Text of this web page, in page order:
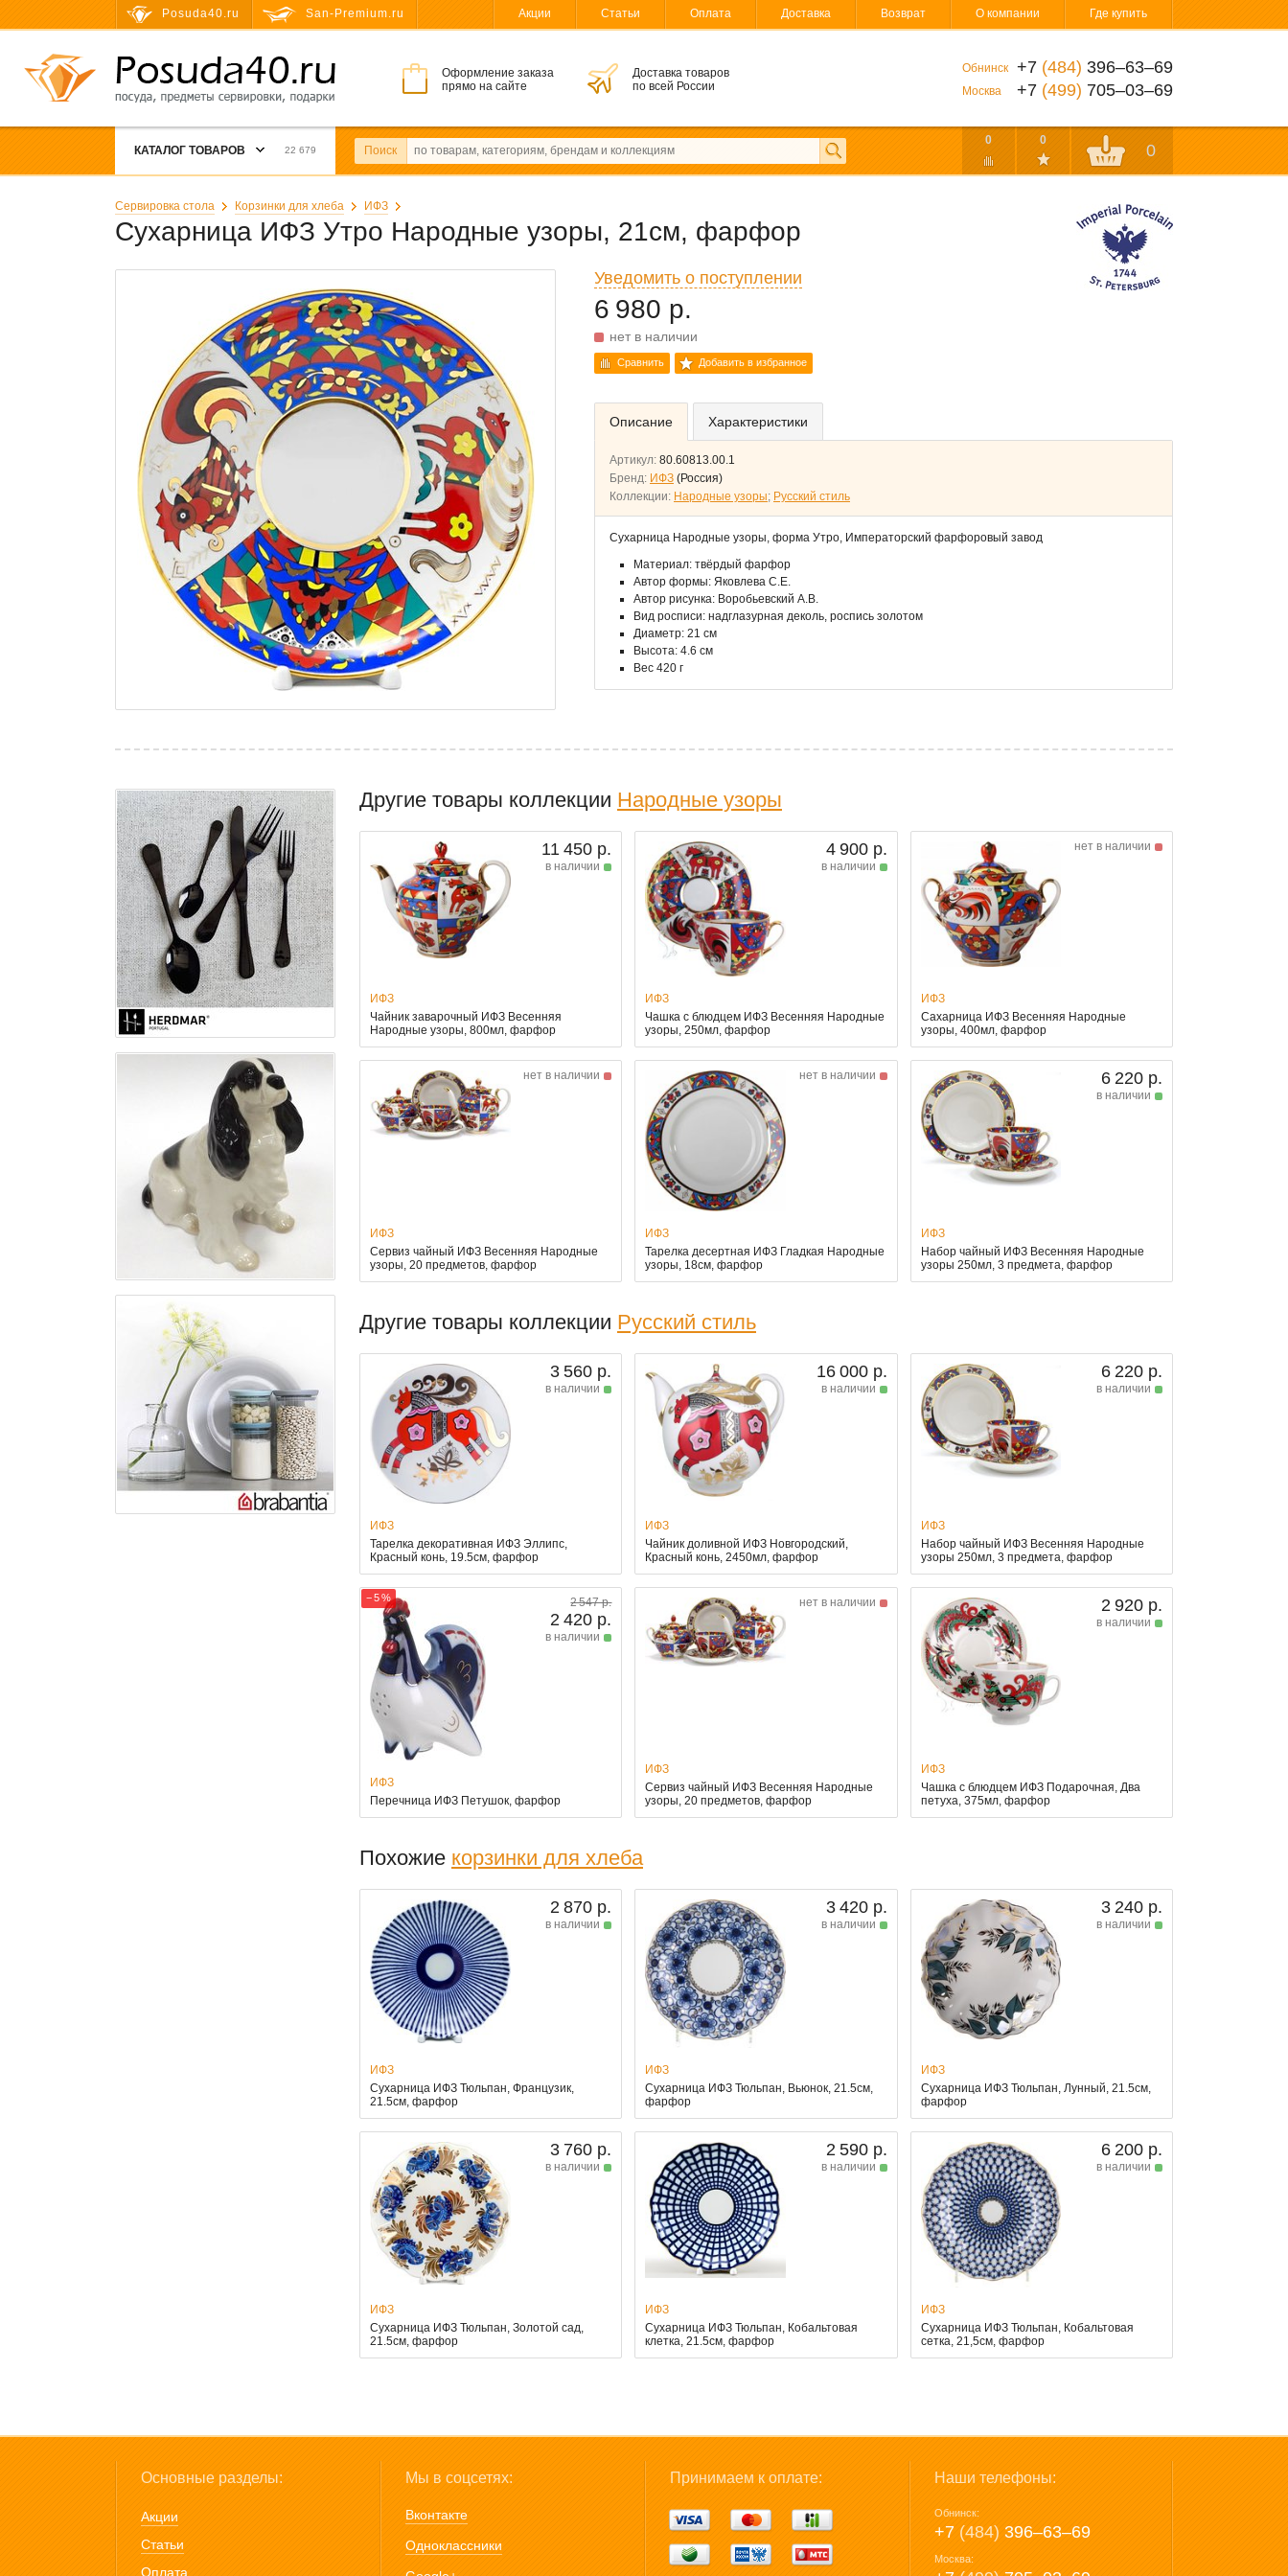
Posuda40.ru San-Premium.ru Акции Статьи Оплата Доставка Возврат О компании Где купить
Оформление заказа
прямо на сайте
Доставка товаров
по всей России
Обнинск +7 (484) 396‒63‒69
Москва +7 (499) 705‒03‒69
КАТАЛОГ ТОВАРОВ 22 679 Поиск
0 0
0
Сервировка стола Корзинки для хлеба ИФЗ
Сухарница ИФЗ Утро Народные узоры, 21см, фарфор
Уведомить о поступлении
6 980 р.
нет в наличии
Сравнить Добавить в избранное
Описание Характеристики
Артикул: 80.60813.00.1
Бренд: ИФЗ (Россия)
Коллекции: Народные узоры; Русский стиль
Сухарница Народные узоры, форма Утро, Императорский фарфоровый завод
Материал: твёрдый фарфор
Автор формы: Яковлева С.Е.
Автор рисунка: Воробьевский А.В.
Вид росписи: надглазурная деколь, роспись золотом
Диаметр: 21 см
Высота: 4.6 см
Вес 420 г
Другие товары коллекции Народные узоры
11 450 р.
в наличии
ИФЗ
Чайник заварочный ИФЗ Весенняя
Народные узоры, 800мл, фарфор
4 900 р.
в наличии
ИФЗ
Чашка с блюдцем ИФЗ Весенняя Народные
узоры, 250мл, фарфор
нет в наличии
ИФЗ
Сахарница ИФЗ Весенняя Народные
узоры, 400мл, фарфор
нет в наличии
ИФЗ
Сервиз чайный ИФЗ Весенняя Народные
узоры, 20 предметов, фарфор
нет в наличии
ИФЗ
Тарелка десертная ИФЗ Гладкая Народные
узоры, 18см, фарфор
6 220 р.
в наличии
ИФЗ
Набор чайный ИФЗ Весенняя Народные
узоры 250мл, 3 предмета, фарфор
Другие товары коллекции Русский стиль
3 560 р.
в наличии
ИФЗ
Тарелка декоративная ИФЗ Эллипс,
Красный конь, 19.5см, фарфор
16 000 р.
в наличии
ИФЗ
Чайник доливной ИФЗ Новгородский,
Красный конь, 2450мл, фарфор
6 220 р.
в наличии
ИФЗ
Набор чайный ИФЗ Весенняя Народные
узоры 250мл, 3 предмета, фарфор
− 5 % 2 547 р.
2 420 р.
в наличии
ИФЗ
Перечница ИФЗ Петушок, фарфор
нет в наличии
ИФЗ
Сервиз чайный ИФЗ Весенняя Народные
узоры, 20 предметов, фарфор
2 920 р.
в наличии
ИФЗ
Чашка с блюдцем ИФЗ Подарочная, Два
петуха, 375мл, фарфор
Похожие корзинки для хлеба
2 870 р.
в наличии
ИФЗ
Сухарница ИФЗ Тюльпан, Французик,
21.5см, фарфор
3 420 р.
в наличии
ИФЗ
Сухарница ИФЗ Тюльпан, Вьюнок, 21.5см,
фарфор
3 240 р.
в наличии
ИФЗ
Сухарница ИФЗ Тюльпан, Лунный, 21.5см,
фарфор
3 760 р.
в наличии
ИФЗ
Сухарница ИФЗ Тюльпан, Золотой сад,
21.5см, фарфор
2 590 р.
в наличии
ИФЗ
Сухарница ИФЗ Тюльпан, Кобальтовая
клетка, 21.5см, фарфор
6 200 р.
в наличии
ИФЗ
Сухарница ИФЗ Тюльпан, Кобальтовая
сетка, 21,5см, фарфор
Основные разделы:
Акции
Статьи
Оплата
Мы в соцсетях:
Вконтакте
Одноклассники
Принимаем к оплате: Наши телефоны:
Обнинск:
+7 (484) 396‒63‒69
Москва: